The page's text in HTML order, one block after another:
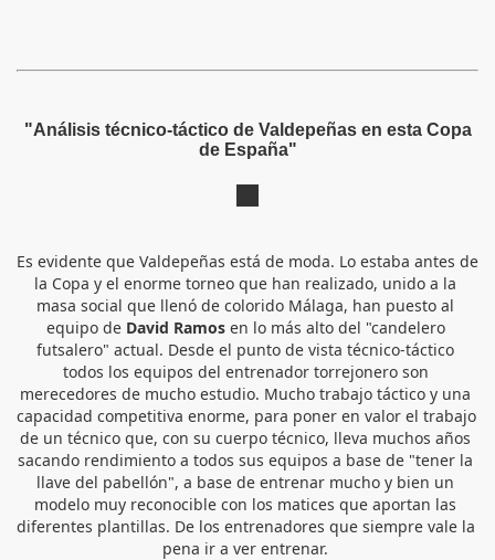
"Análisis técnico-táctico de Valdepeñas en esta Copa
de España"
Es evidente que Valdepeñas está de moda. Lo estaba antes de
la Copa y el enorme torneo que han realizado, unido a la
masa social que llenó de colorido Málaga, han puesto al
equipo de David Ramos en lo más alto del "candelero
futsalero" actual. Desde el punto de vista técnico-táctico
todos los equipos del entrenador torrejonero son
merecedores de mucho estudio. Mucho trabajo táctico y una
capacidad competitiva enorme, para poner en valor el trabajo
de un técnico que, con su cuerpo técnico, lleva muchos años
sacando rendimiento a todos sus equipos a base de "tener la
llave del pabellón", a base de entrenar mucho y bien un
modelo muy reconocible con los matices que aportan las
diferentes plantillas. De los entrenadores que siempre vale la
pena ir a ver entrenar.